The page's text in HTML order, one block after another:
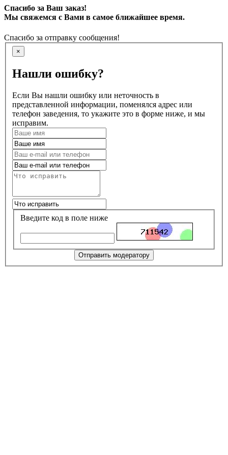
Спасибо за Ваш заказ!
Мы свяжемся с Вами в самое ближайшее время.
Спасибо за отправку сообщения!
×
Нашли ошибку?
Если Вы нашли ошибку или неточность в
представленной информации, поменялся адрес или
телефон заведения, то укажите это в форме ниже, и мы
исправим.
Введите код в поле ниже
Отправить модератору